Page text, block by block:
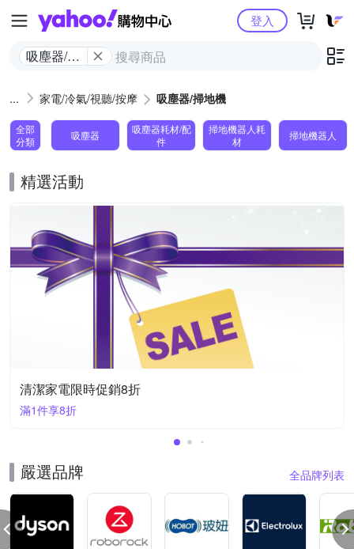
Yahoo購物中心
吸塵器/掃
登入
家電/冷氣/視聽/按摩 吸塵器/掃地機
全部
分類
吸塵器
吸塵器耗材/配
件
掃地機器人耗
材
掃地機器人
精選活動
清潔家電限時促銷8折
滿1件享8折
嚴選品牌 全品牌列表